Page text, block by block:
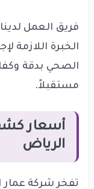
فريق العمل
الخبرة اللازمة
الصحي بدقة
مستقبلاً.
أسعار
الرياض
تفخر شركة عمار